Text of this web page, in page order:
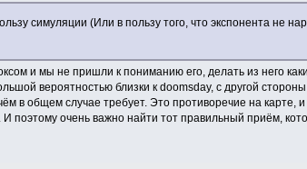
симуляции (Или в пользу того, что экспонента не
и мы не пришли к пониманию его, делать из него
вероятностью близки к doomsday, с другой
в общем случае требует. Это противоречие на карте,
поэтому очень важно найти тот правильный приём,